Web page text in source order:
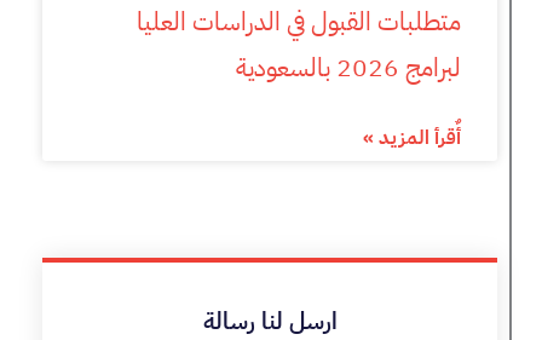
متطلبات القبول في الدراسات العليا
لبرامج 2026 بالسعودية
أٌقرأ المزيد »
ارسل لنا رسالة